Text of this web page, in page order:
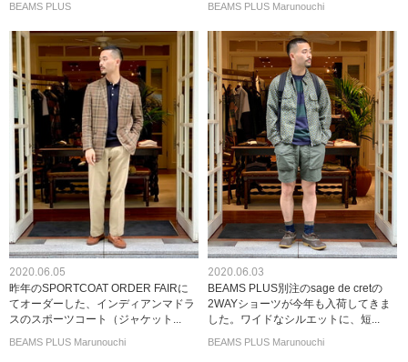
BEAMS PLUS BEAMS PLUS Marunouchi
2020.06.05
昨年のSPORTCOAT ORDER FAIRに
てオーダーした、インディアンマドラ
スのスポーツコート（ジャケット...
BEAMS PLUS Marunouchi
2020.06.03
BEAMS PLUS別注のsage de cretの
2WAYショーツが今年も入荷してきま
した。ワイドなシルエットに、短...
BEAMS PLUS Marunouchi